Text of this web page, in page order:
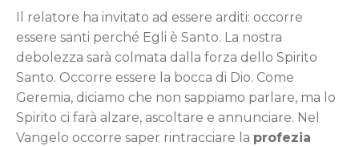
Il relatore ha invitato ad essere arditi: occorre
essere santi perché Egli è Santo. La nostra
debolezza sarà colmata dalla forza dello Spirito
Santo. Occorre essere la bocca di Dio. Come
Geremia, diciamo che non sappiamo parlare, ma lo
Spirito ci farà alzare, ascoltare e annunciare. Nel
Vangelo occorre saper rintracciare la profezia